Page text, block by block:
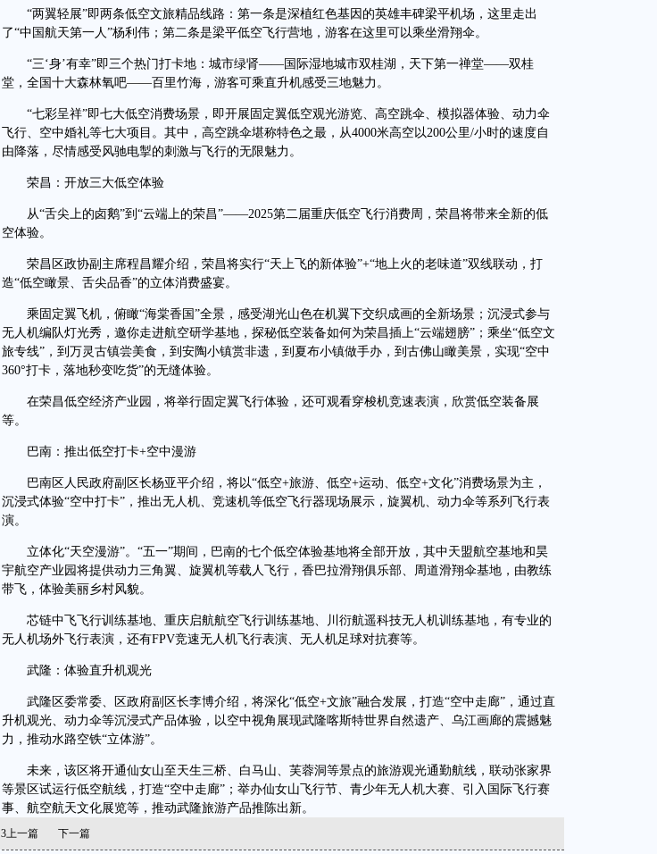
“两翼轻展”即两条低空文旅精品线路：第一条是深植红色基因的英雄丰碑梁平机场，这里走出
了“中国航天第一人”杨利伟；第二条是梁平低空飞行营地，游客在这里可以乘坐滑翔伞。
“三‘身’有幸”即三个热门打卡地：城市绿肾——国际湿地城市双桂湖，天下第一禅堂——双桂
堂，全国十大森林氧吧——百里竹海，游客可乘直升机感受三地魅力。
“七彩呈祥”即七大低空消费场景，即开展固定翼低空观光游览、高空跳伞、模拟器体验、动力伞
飞行、空中婚礼等七大项目。其中，高空跳伞堪称特色之最，从4000米高空以200公里/小时的速度自
由降落，尽情感受风驰电掣的刺激与飞行的无限魅力。
荣昌：开放三大低空体验
从“舌尖上的卤鹅”到“云端上的荣昌”——2025第二届重庆低空飞行消费周，荣昌将带来全新的低
空体验。
荣昌区政协副主席程昌耀介绍，荣昌将实行“天上飞的新体验”+“地上火的老味道”双线联动，打
造“低空瞰景、舌尖品香”的立体消费盛宴。
乘固定翼飞机，俯瞰“海棠香国”全景，感受湖光山色在机翼下交织成画的全新场景；沉浸式参与
无人机编队灯光秀，邀你走进航空研学基地，探秘低空装备如何为荣昌插上“云端翅膀”；乘坐“低空文
旅专线”，到万灵古镇尝美食，到安陶小镇赏非遗，到夏布小镇做手办，到古佛山瞰美景，实现“空中
360°打卡，落地秒变吃货”的无缝体验。
在荣昌低空经济产业园，将举行固定翼飞行体验，还可观看穿梭机竞速表演，欣赏低空装备展
等。
巴南：推出低空打卡+空中漫游
巴南区人民政府副区长杨亚平介绍，将以“低空+旅游、低空+运动、低空+文化”消费场景为主，
沉浸式体验“空中打卡”，推出无人机、竞速机等低空飞行器现场展示，旋翼机、动力伞等系列飞行表
演。
立体化“天空漫游”。“五一”期间，巴南的七个低空体验基地将全部开放，其中天盟航空基地和昊
宇航空产业园将提供动力三角翼、旋翼机等载人飞行，香巴拉滑翔俱乐部、周道滑翔伞基地，由教练
带飞，体验美丽乡村风貌。
芯链中飞飞行训练基地、重庆启航航空飞行训练基地、川衍航遥科技无人机训练基地，有专业的
无人机场外飞行表演，还有FPV竞速无人机飞行表演、无人机足球对抗赛等。
武隆：体验直升机观光
武隆区委常委、区政府副区长李博介绍，将深化“低空+文旅”融合发展，打造“空中走廊”，通过直
升机观光、动力伞等沉浸式产品体验，以空中视角展现武隆喀斯特世界自然遗产、乌江画廊的震撼魅
力，推动水路空铁“立体游”。
未来，该区将开通仙女山至天生三桥、白马山、芙蓉洞等景点的旅游观光通勤航线，联动张家界
等景区试运行低空航线，打造“空中走廊”；举办仙女山飞行节、青少年无人机大赛、引入国际飞行赛
事、航空航天文化展览等，推动武隆旅游产品推陈出新。
3上一篇 下一篇